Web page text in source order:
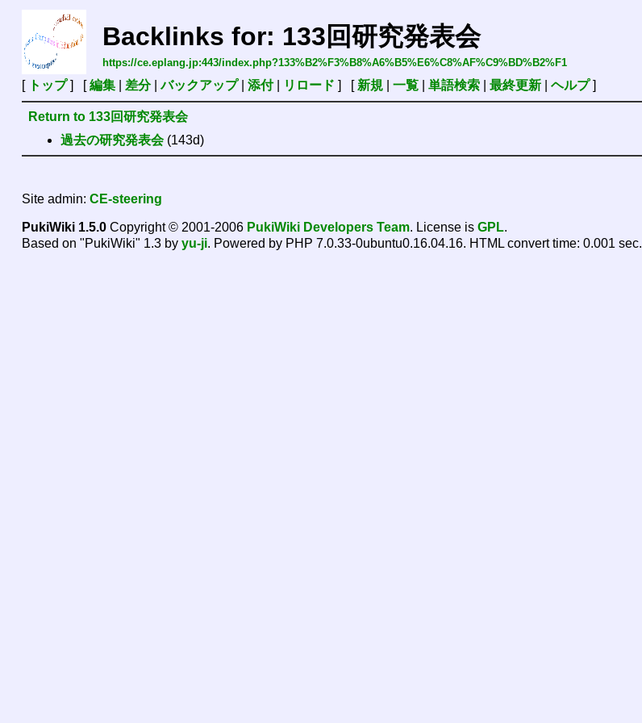
Backlinks for: 133回研究発表会
https://ce.eplang.jp:443/index.php?133%B2%F3%B8%A6%B5%E6%C8%AF%C9%BD%B2%F1
[ トップ] [編集| 差分|バックアップ| 添付| リロード ] [ 新規| 一覧| 単語検索| 最終更新| ヘルプ]
Return to 133回研究発表会
過去の研究発表会(143d)
Site admin: CE-steering
PukiWiki 1.5.0Copyright © 2001-2006 PukiWiki Developers Team. License is GPL.
Based on "PukiWiki" 1.3 by yu-ji. Powered by PHP 7.0.33-0ubuntu0.16.04.16. HTML convert time: 0.001 sec.